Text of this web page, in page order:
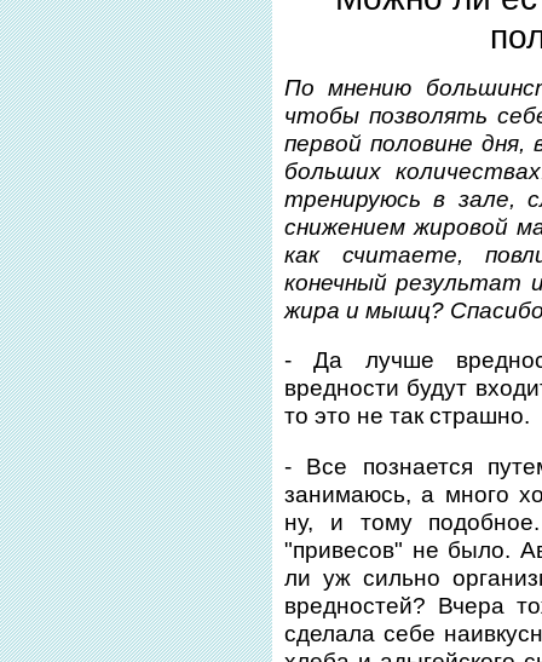
По мнению
чтобы позволять
первой половине
больших
тренируюсь в зале,
снижением жировой
как считаете,
конечный результат
жира и мышц?
- Да лучше
вредности будут
то это не так страшно.
- Все познается
занимаюсь, а много
ну, и тому
"привесов" не было.
ли уж сильно
вредностей? Вчера
сделала себе